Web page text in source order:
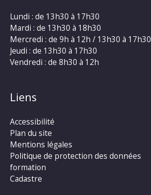
Lundi : de 13h30 à 17h30
Mardi : de 13h30 à 18h30
Mercredi : de 9h à 12h / 13h30 à 17h30
Jeudi : de 13h30 à 17h30
Vendredi : de 8h30 à 12h
Liens
Accessibilité
Plan du site
Mentions légales
Politique de protection des données
formation
Cadastre